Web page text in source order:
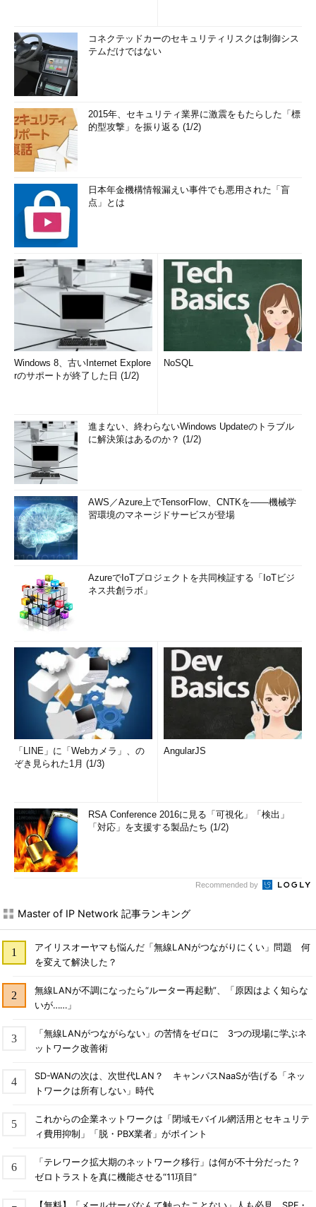
コネクテッドカーのセキュリティリスクは制御シス
テムだけではない
2015年、セキュリティ業界に激震をもたらした「標
的型攻撃」を振り返る (1/2)
日本年金機構情報漏えい事件でも悪用された「盲
点」とは
Windows 8、古いInternet Explore
rのサポートが終了した日 (1/2)
NoSQL
進まない、終わらないWindows Updateのトラブル
に解決策はあるのか？ (1/2)
AWS／Azure上でTensorFlow、CNTKを――機械学
習環境のマネージドサービスが登場
AzureでIoTプロジェクトを共同検証する「IoTビジ
ネス共創ラボ」
「LINE」に「Webカメラ」、の
ぞき見られた1月 (1/3)
AngularJS
RSA Conference 2016に見る「可視化」「検出」
「対応」を支援する製品たち (1/2)
Recommended by
Master of IP Network 記事ランキング
アイリスオーヤマも悩んだ「無線LANがつながりにくい」問題 何
を変えて解決した？
無線LANが不調になったら“ルーター再起動”、「原因はよく知らな
いが……」
「無線LANがつながらない」の苦情をゼロに 3つの現場に学ぶネ
ットワーク改善術
SD-WANの次は、次世代LAN？ キャンパスNaaSが告げる「ネッ
トワークは所有しない」時代
これからの企業ネットワークは「閉域モバイル網活用とセキュリテ
ィ費用抑制」「脱・PBX業者」がポイント
「テレワーク拡大期のネットワーク移行」は何が不十分だった？
ゼロトラストを真に機能させる“11項目”